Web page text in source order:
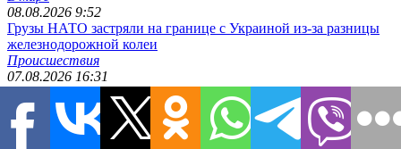
08.08.2026 9:52
Грузы НАТО застряли на границе с Украиной из-за разницы
железнодорожной колеи
Происшествия
07.08.2026 16:31
Массированный удар по Киеву и Одессе: Украина теряет
остатки ПВО и логистику
Редакция